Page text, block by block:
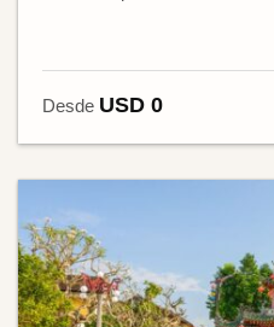
Desde USD 0